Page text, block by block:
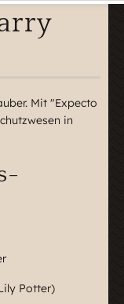
Mit "Expecto
in
Potter)